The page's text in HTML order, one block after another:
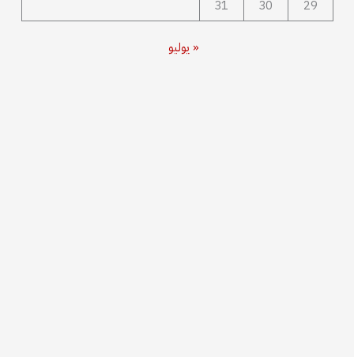
29
30
31
« يوليو